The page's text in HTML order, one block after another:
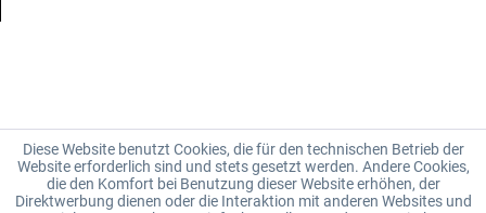
Diese Website benutzt Cookies, die für den technischen Betrieb der
Website erforderlich sind und stets gesetzt werden. Andere Cookies,
die den Komfort bei Benutzung dieser Website erhöhen, der
Direktwerbung dienen oder die Interaktion mit anderen Websites und